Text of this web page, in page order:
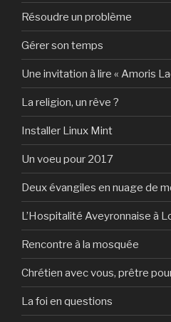
Résoudre un problème
Gérer son temps
Une invitation à lire « Amoris
La religion, un rêve ?
Installer Linux Mint
Un voeu pour 2017
Deux évangiles en nuage de
L’Hospitalité Aveyronnaise à
Rencontre à la mosquée
Chrétien avec vous, prêtre
La foi en questions